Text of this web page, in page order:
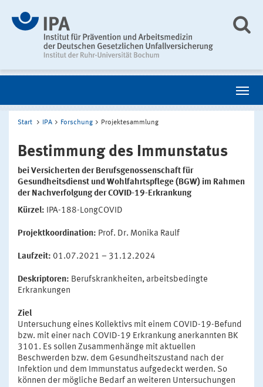
Start IPA Forschung Projektesammlung
Bestimmung des Immunstatus
bei Versicherten der Berufsgenossenschaft für
Gesundheitsdienst und Wohlfahrtspflege (BGW) im Rahmen
der Nachverfolgung der COVID-19-Erkrankung
Kürzel: IPA-188-LongCOVID
Projektkoordination: Prof. Dr. Monika Raulf
Laufzeit: 01.07.2021 – 31.12.2024
Deskriptoren: Berufskrankheiten, arbeitsbedingte
Erkrankungen
Ziel
Untersuchung eines Kollektivs mit einem COVID-19-Befund
bzw. mit einer nach COVID-19 Erkrankung anerkannten BK
3101. Es sollen Zusammenhänge mit aktuellen
Beschwerden bzw. dem Gesundheitszustand nach der
Infektion und dem Immunstatus aufgedeckt werden. So
können der mögliche Bedarf an weiteren Untersuchungen